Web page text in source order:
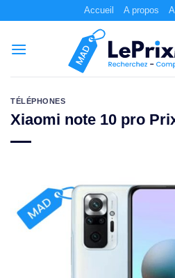
contenu
Accueil A propos
TÉLÉPHONES
Xiaomi note 10 pro